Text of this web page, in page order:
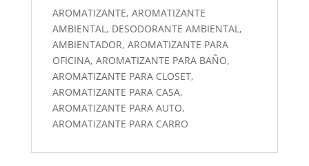
AROMATIZANTE, AROMATIZANTE
AMBIENTAL, DESODORANTE AMBIENTAL,
AMBIENTADOR, AROMATIZANTE PARA
OFICINA, AROMATIZANTE PARA BAÑO,
AROMATIZANTE PARA CLOSET,
AROMATIZANTE PARA CASA,
AROMATIZANTE PARA AUTO,
AROMATIZANTE PARA CARRO